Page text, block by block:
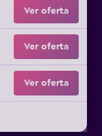
Ver oferta
Ver oferta
Ver oferta